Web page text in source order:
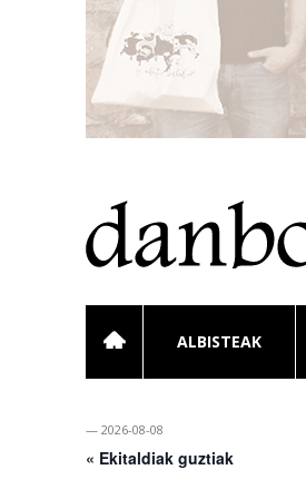
ALBISTEAK
— 2026-08-08
« Ekitaldiak guztiak